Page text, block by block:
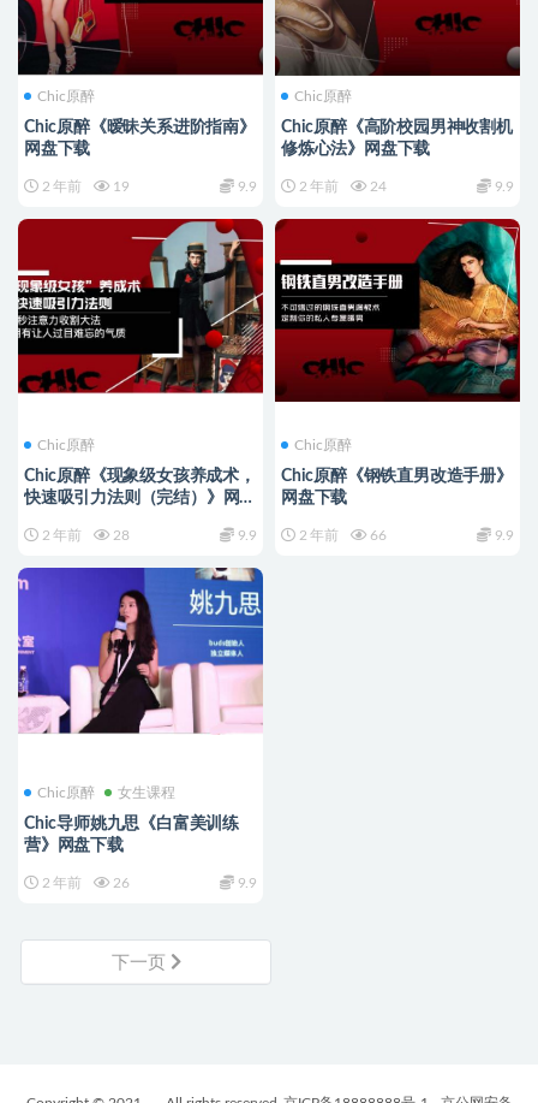
Chic原醉
Chic原醉《暧昧关系进阶指南》
网盘下载
2 年前 19 9.9
Chic原醉
Chic原醉《高阶校园男神收割机
修炼心法》网盘下载
2 年前 24 9.9
Chic原醉
Chic原醉《现象级女孩养成术，
快速吸引力法则（完结）》网盘
2 年前 28 9.9
Chic原醉
Chic原醉《钢铁直男改造手册》
网盘下载
2 年前 66 9.9
Chic原醉 女生课程
Chic导师姚九思《白富美训练
营》网盘下载
2 年前 26 9.9
下一页